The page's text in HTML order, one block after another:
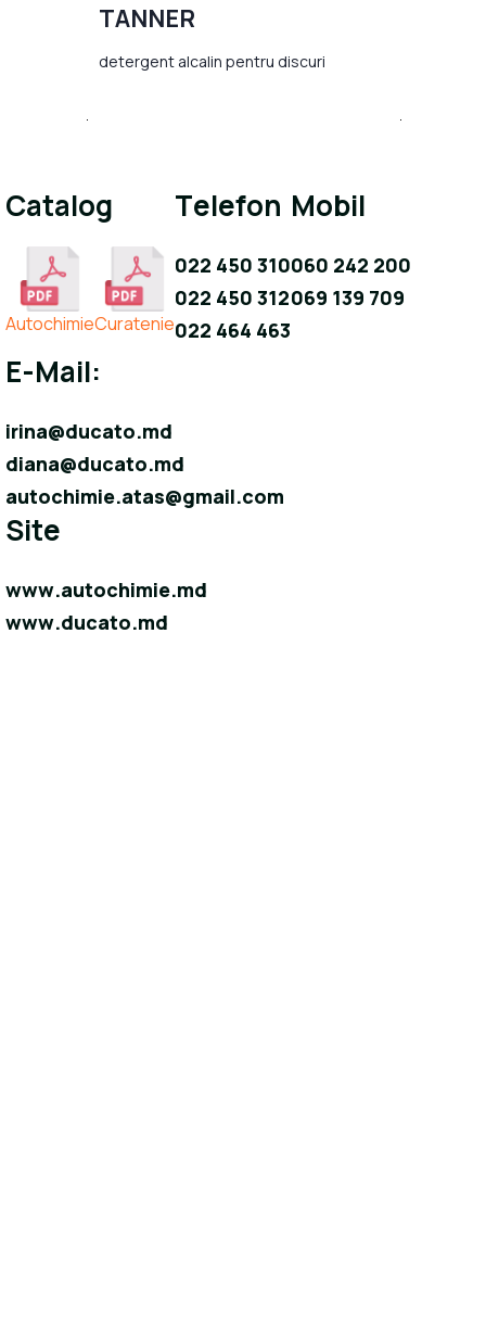
TANNER
detergent alcalin pentru discuri
Catalog
AutochimieCuratenie
Telefon
022 450 310
022 450 312
022 464 463
Mobil
060 242 200
069 139 709
E-Mail:
irina@ducato.md
diana@ducato.md
autochimie.atas@gmail.com
Site
www.autochimie.md
www.ducato.md